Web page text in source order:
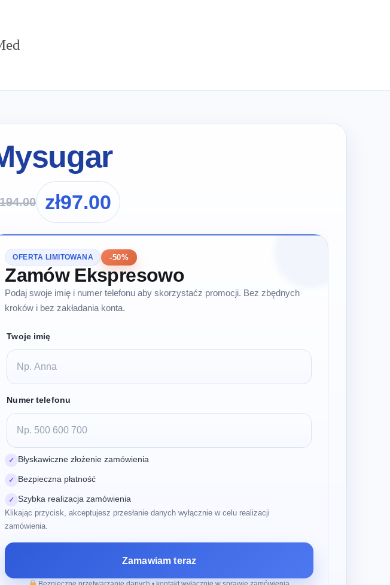
194.00 zł97.00
OFERTA LIMITOWANA -50%
Zamów Ekspresowo
Podaj swoje imię i numer telefonu aby skorzystaćz promocji. Bez zbędnych
kroków i bez zakładania konta.
Twoje imię
Numer telefonu
✓ Błyskawiczne złożenie zamówienia
✓ Bezpieczna płatność
✓ Szybka realizacja zamówienia
Klikając przycisk, akceptujesz przesłanie danych wyłącznie w celu realizacji
zamówienia.
Zamawiam teraz